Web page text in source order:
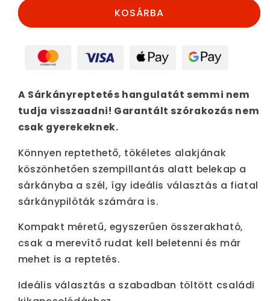
KOSÁRBA
A Sárkányreptetés hangulatát semmi nem
tudja visszaadni! Garantált szórakozás nem
csak gyerekeknek.
Könnyen reptethető, tökéletes alakjának
köszönhetően szempillantás alatt belekap a
sárkányba a szél, így ideális választás a fiatal
sárkánypilóták számára is.
Kompakt méretű, egyszerűen összerakható,
csak a merevítő rudat kell beletenni és már
mehet is a reptetés.
Ideális választás a szabadban töltött családi